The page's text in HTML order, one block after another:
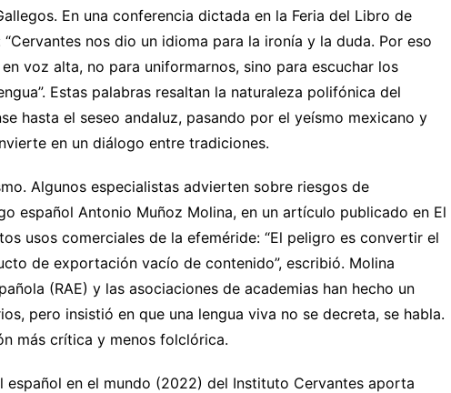
En una conferencia dictada en la Feria del Libro de
nos dio un idioma para la ironía y la duda. Por eso
voz alta, no para uniformarnos, sino para escuchar los
Estas palabras resaltan la naturaleza polifónica del
hasta el seseo andaluz, pasando por el yeísmo mexicano y
en un diálogo entre tradiciones.
Algunos especialistas advierten sobre riesgos de
español Antonio Muñoz Molina, en un artículo publicado en El
usos comerciales de la efeméride: “El peligro es convertir el
de exportación vacío de contenido”, escribió. Molina
(RAE) y las asociaciones de academias han hecho un
pero insistió en que una lengua viva no se decreta, se habla.
más crítica y menos folclórica.
español en el mundo (2022) del Instituto Cervantes aporta